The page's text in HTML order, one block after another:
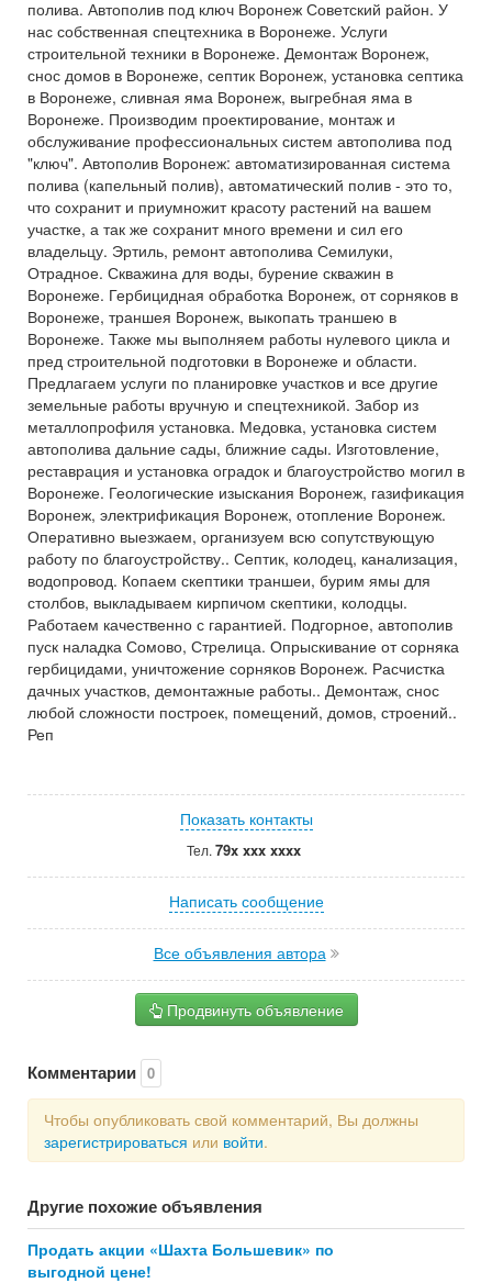
полива. Автополив под ключ Воронеж Советский район. У
нас собственная спецтехника в Воронеже. Услуги
строительной техники в Воронеже. Демонтаж Воронеж,
снос домов в Воронеже, септик Воронеж, установка септика
в Воронеже, сливная яма Воронеж, выгребная яма в
Воронеже. Производим проектирование, монтаж и
обслуживание профессиональных систем автополива под
"ключ". Автополив Воронеж: автоматизированная система
полива (капельный полив), автоматический полив - это то,
что сохранит и приумножит красоту растений на вашем
участке, а так же сохранит много времени и сил его
владельцу. Эртиль, ремонт автополива Семилуки,
Отрадное. Скважина для воды, бурение скважин в
Воронеже. Гербицидная обработка Воронеж, от сорняков в
Воронеже, траншея Воронеж, выкопать траншею в
Воронеже. Также мы выполняем работы нулевого цикла и
пред строительной подготовки в Воронеже и области.
Предлагаем услуги по планировке участков и все другие
земельные работы вручную и спецтехникой. Забор из
металлопрофиля установка. Медовка, установка систем
автополива дальние сады, ближние сады. Изготовление,
реставрация и установка оградок и благоустройство могил в
Воронеже. Геологические изыскания Воронеж, газификация
Воронеж, электрификация Воронеж, отопление Воронеж.
Оперативно выезжаем, организуем всю сопутствующую
работу по благоустройству.. Септик, колодец, канализация,
водопровод. Копаем скептики траншеи, бурим ямы для
столбов, выкладываем кирпичом скептики, колодцы.
Работаем качественно с гарантией. Подгорное, автополив
пуск наладка Сомово, Стрелица. Опрыскивание от сорняка
гербицидами, уничтожение сорняков Воронеж. Расчистка
дачных участков, демонтажные работы.. Демонтаж, снос
любой сложности построек, помещений, домов, строений..
Реп
Показать контакты
Тел. 79x xxx xxxx
Написать сообщение
Все объявления автора
Продвинуть объявление
Комментарии 0
Чтобы опубликовать свой комментарий, Вы должны
зарегистрироваться или войти.
Другие похожие объявления
Продать акции «Шахта Большевик» по
выгодной цене!